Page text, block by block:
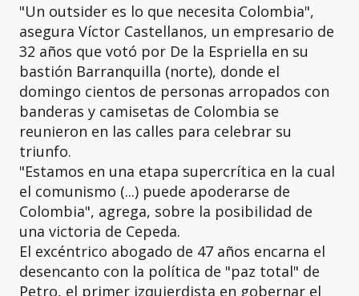
"Un outsider es lo que necesita Colombia",
asegura Víctor Castellanos, un empresario de
32 años que votó por De la Espriella en su
bastión Barranquilla (norte), donde el
domingo cientos de personas arropados con
banderas y camisetas de Colombia se
reunieron en las calles para celebrar su
triunfo.
"Estamos en una etapa supercrítica en la cual
el comunismo (...) puede apoderarse de
Colombia", agrega, sobre la posibilidad de
una victoria de Cepeda.
El excéntrico abogado de 47 años encarna el
desencanto con la política de "paz total" de
Petro, el primer izquierdista en gobernar el